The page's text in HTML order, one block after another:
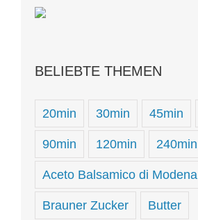
BELIEBTE THEMEN
20min 30min 45min
90min 120min 240min
Aceto Balsamico di Modena
Brauner Zucker Butter